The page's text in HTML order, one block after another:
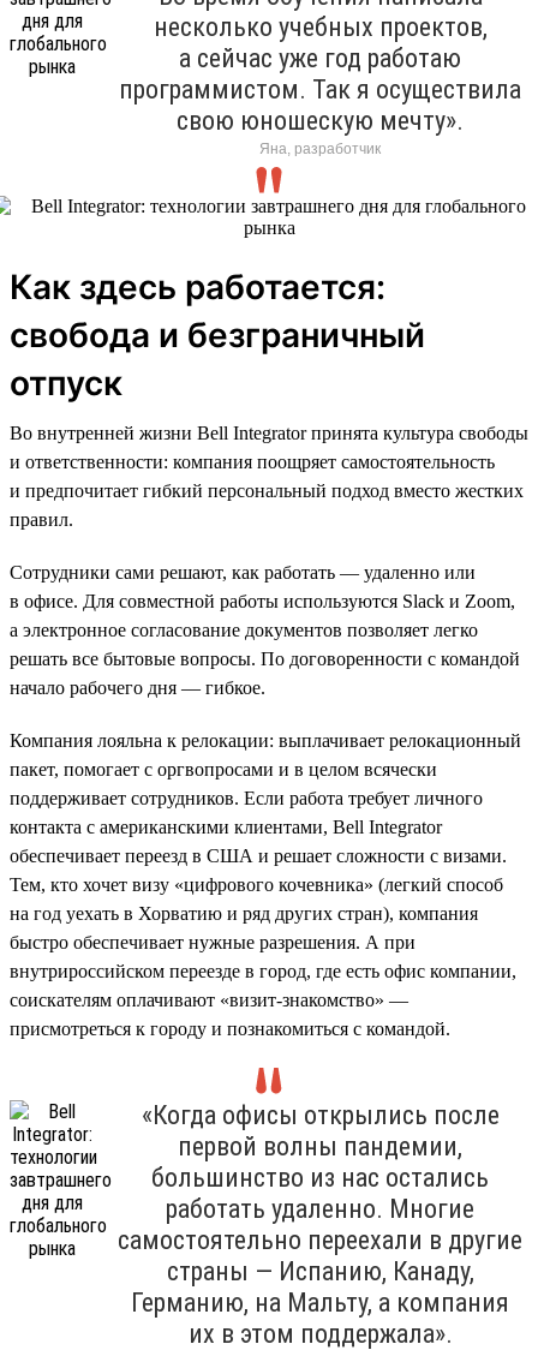
несколько учебных проектов,
а сейчас уже год работаю
программистом. Так я осуществила
свою юношескую мечту».
Яна, разработчик
Как здесь работается:
свобода и безграничный
отпуск
Во внутренней жизни Bell Integrator принята культура свободы
и ответственности: компания поощряет самостоятельность
и предпочитает гибкий персональный подход вместо жестких
правил.
Сотрудники сами решают, как работать — удаленно или
в офисе. Для совместной работы используются Slack и Zoom,
а электронное согласование документов позволяет легко
решать все бытовые вопросы. По договоренности с командой
начало рабочего дня — гибкое.
Компания лояльна к релокации: выплачивает релокационный
пакет, помогает с оргвопросами и в целом всячески
поддерживает сотрудников. Если работа требует личного
контакта с американскими клиентами, Bell Integrator
обеспечивает переезд в США и решает сложности с визами.
Тем, кто хочет визу «цифрового кочевника» (легкий способ
на год уехать в Хорватию и ряд других стран), компания
быстро обеспечивает нужные разрешения. А при
внутрироссийском переезде в город, где есть офис компании,
соискателям оплачивают «визит-знакомство» —
присмотреться к городу и познакомиться с командой.
«Когда офисы открылись после
первой волны пандемии,
большинство из нас остались
работать удаленно. Многие
самостоятельно переехали в другие
страны — Испанию, Канаду,
Германию, на Мальту, а компания
их в этом поддержала».